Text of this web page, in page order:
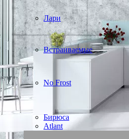
Лари
Встраиваемые
No Frost
Бирюса
Atlant